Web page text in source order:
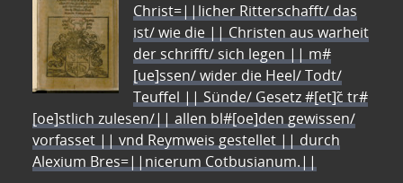
Christ=||licher Ritterschafft/ das
ist/ wie die || Christen aus warheit
der schrifft/ sich legen || m#
[ue]ssen/ wider die Heel/ Todt/
Teuffel || Sünde/ Gesetz #[et]c̃ tr#
[oe]stlich zulesen/|| allen bl#[oe]den gewissen/
vorfasset || vnd Reymweis gestellet || durch
Alexium Bres=||nicerum Cotbusianum.||